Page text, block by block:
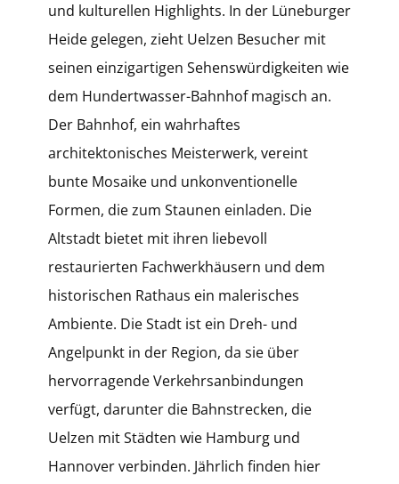
und kulturellen Highlights. In der Lüneburger
Heide gelegen, zieht Uelzen Besucher mit
seinen einzigartigen Sehenswürdigkeiten wie
dem Hundertwasser-Bahnhof magisch an.
Der Bahnhof, ein wahrhaftes
architektonisches Meisterwerk, vereint
bunte Mosaike und unkonventionelle
Formen, die zum Staunen einladen. Die
Altstadt bietet mit ihren liebevoll
restaurierten Fachwerkhäusern und dem
historischen Rathaus ein malerisches
Ambiente. Die Stadt ist ein Dreh- und
Angelpunkt in der Region, da sie über
hervorragende Verkehrsanbindungen
verfügt, darunter die Bahnstrecken, die
Uelzen mit Städten wie Hamburg und
Hannover verbinden. Jährlich finden hier